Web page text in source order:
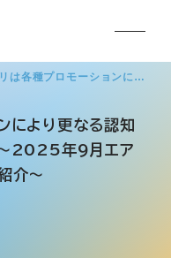
は各種プロモーションに…
により更なる認知
～2025年9月エア
介～